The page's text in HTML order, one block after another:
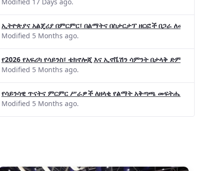
ኢትዮጵያና አልጄሪያ በምርምር፣ በልማትና በስታርታፕ ዘርፎች በጋራ ለመስራት መከሩ፡፡
Modified 5 Months ago.
የ2026 የአፍሪካ የሳይንስ፣ ቴክኖሎጂ እና ኢኖቬሽን ሳምንት በታላቅ ድምቀት
Modified 5 Months ago.
የሳይንሳዊ ጥናትና ምርምር ሥራዎች ለዘላቂ የልማት አቅጣጫ መፍትሔ ጠቋሚ
Modified 5 Months ago.